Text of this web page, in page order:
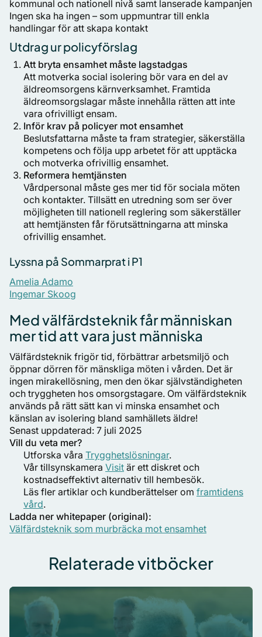
kommunal och nationell nivå samt lanserade kampanjen
Ingen ska ha ingen – som uppmuntrar till enkla
handlingar för att skapa kontakt
Utdrag ur policyförslag
Att bryta ensamhet måste lagstadgas
Att motverka social isolering bör vara en del av
äldreomsorgens kärnverksamhet. Framtida
äldreomsorgslagar måste innehålla rätten att inte
vara ofrivilligt ensam.
Inför krav på policyer mot ensamhet
Beslutsfattarna måste ta fram strategier, säkerställa
kompetens och följa upp arbetet för att upptäcka
och motverka ofrivillig ensamhet.
Reformera hemtjänsten
Vårdpersonal måste ges mer tid för sociala möten
och kontakter. Tillsätt en utredning som ser över
möjligheten till nationell reglering som säkerställer
att hemtjänsten får förutsättningarna att minska
ofrivillig ensamhet.
Lyssna på Sommarprat i P1
Amelia Adamo
Ingemar Skoog
Med välfärdsteknik får människan
mer tid att vara just människa
Välfärdsteknik frigör tid, förbättrar arbetsmiljö och
öppnar dörren för mänskliga möten i vården. Det är
ingen mirakellösning, men den ökar självständigheten
och tryggheten hos omsorgstagare. Om välfärdsteknik
används på rätt sätt kan vi minska ensamhet och
känslan av isolering bland samhällets äldre!
Senast uppdaterad: 7 juli 2025
Vill du veta mer?
Utforska våra Trygghetslösningar.
Vår tillsynskamera Visit är ett diskret och
kostnadseffektivt alternativ till hembesök.
Läs fler artiklar och kundberättelser om framtidens
vård.
Ladda ner whitepaper (original):
Välfärdsteknik som murbräcka mot ensamhet
Relaterade vitböcker